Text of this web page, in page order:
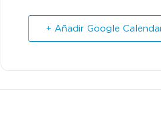
+ Añadir Google